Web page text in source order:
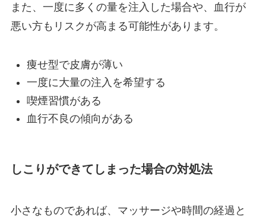
また、一度に多くの量を注入した場合や、血行が
悪い方もリスクが高まる可能性があります。
痩せ型で皮膚が薄い
一度に大量の注入を希望する
喫煙習慣がある
血行不良の傾向がある
しこりができてしまった場合の対処法
小さなものであれば、マッサージや時間の経過と